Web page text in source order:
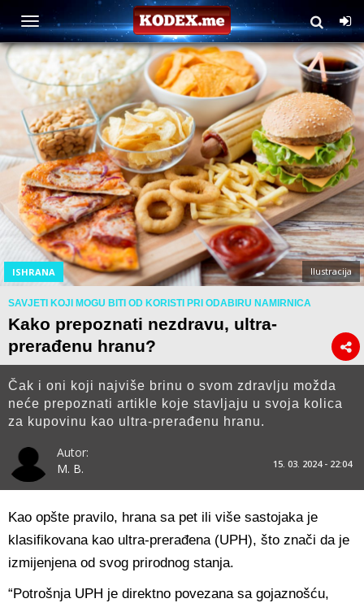
ISHRANA Ilustracija
SAVJETI KOJI MOGU BITI OD KORISTI PRI ODABIRU NAMIRNICA
Kako prepoznati nezdravu, ultra-
prerađenu hranu?
Čak i oni koji najviše brinu o svom zdravlju možda
neće prepoznati artikle koje stavljaju u svoja kolica
za kupovinu kao ultra-prerađenu hranu.
Autor:
M. B.
15. 03. 2024 - 22:04
Kao opšte pravilo, hrana sa pet ili više sastojaka je
klasifikovana kao ultra-prerađena (UPH), što znači da je
izmijenjena od svog prirodnog stanja.
“Potrošnja UPH je direktno povezana sa gojaznošću,